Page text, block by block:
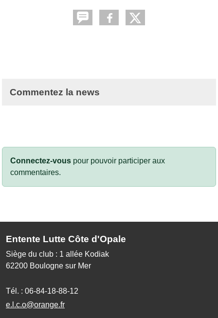
Commentez la news
Connectez-vous pour pouvoir participer aux
commentaires.
Entente Lutte Côte d'Opale
Siège du club : 1 allée Kodiak
62200 Boulogne sur Mer
Tél. : 06-84-18-88-12
e.l.c.o@orange.fr